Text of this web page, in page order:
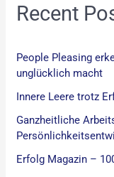
:Recent
People Pleasing
unglücklich macht
Innere Leere trotz
Ganzheitliche
Erfolg Magazin –